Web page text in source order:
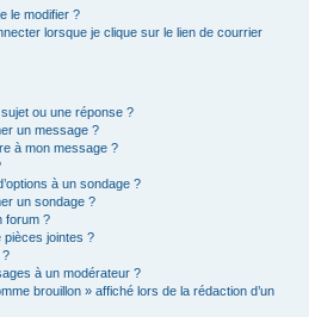
le modifier ?
lorsque je clique sur le lien de courrier
ou une réponse ?
un message ?
à mon message ?
à un sondage ?
un sondage ?
forum ?
pièces jointes ?
?
à un modérateur ?
brouillon » affiché lors de la rédaction d’un